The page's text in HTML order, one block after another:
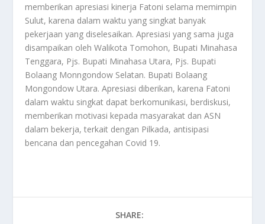
memberikan apresiasi kinerja Fatoni selama memimpin
Sulut, karena dalam waktu yang singkat banyak
pekerjaan yang diselesaikan. Apresiasi yang sama juga
disampaikan oleh Walikota Tomohon, Bupati Minahasa
Tenggara, Pjs. Bupati Minahasa Utara, Pjs. Bupati
Bolaang Monngondow Selatan. Bupati Bolaang
Mongondow Utara. Apresiasi diberikan, karena Fatoni
dalam waktu singkat dapat berkomunikasi, berdiskusi,
memberikan motivasi kepada masyarakat dan ASN
dalam bekerja, terkait dengan Pilkada, antisipasi
bencana dan pencegahan Covid 19.
SHARE: